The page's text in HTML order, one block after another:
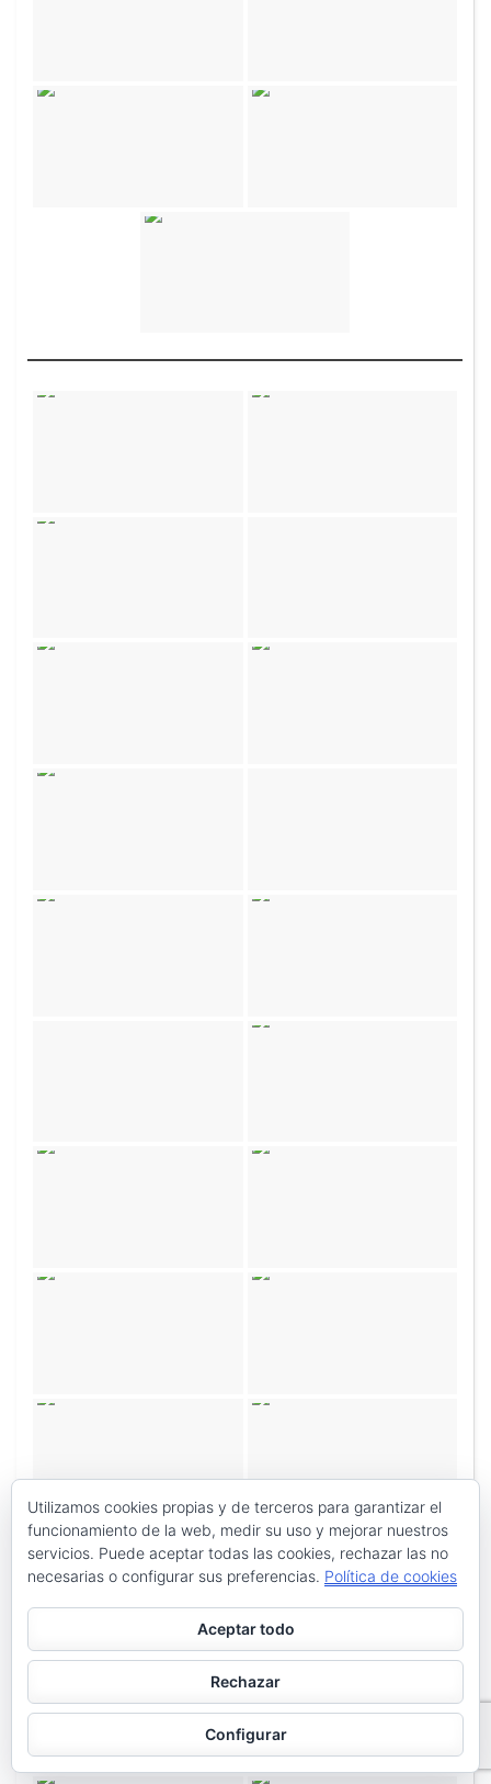
Utilizamos cookies propias y de terceros para garantizar el
funcionamiento de la web, medir su uso y mejorar nuestros
servicios. Puede aceptar todas las cookies, rechazar las no
necesarias o configurar sus preferencias. Política de cookies
Aceptar todo
Rechazar
Configurar